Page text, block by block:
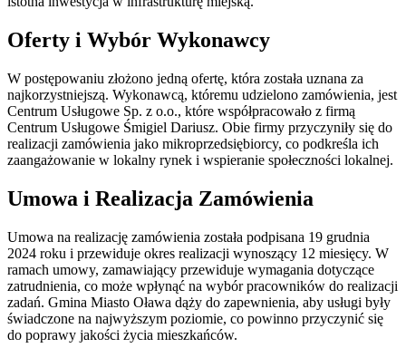
Oferty i Wybór Wykonawcy
W postępowaniu złożono jedną ofertę, która została uznana za
najkorzystniejszą. Wykonawcą, któremu udzielono zamówienia, jest
Centrum Usługowe Sp. z o.o., które współpracowało z firmą
Centrum Usługowe Śmigiel Dariusz. Obie firmy przyczyniły się do
realizacji zamówienia jako mikroprzedsiębiorcy, co podkreśla ich
zaangażowanie w lokalny rynek i wspieranie społeczności lokalnej.
Umowa i Realizacja Zamówienia
Umowa na realizację zamówienia została podpisana 19 grudnia
2024 roku i przewiduje okres realizacji wynoszący 12 miesięcy. W
ramach umowy, zamawiający przewiduje wymagania dotyczące
zatrudnienia, co może wpłynąć na wybór pracowników do realizacji
zadań. Gmina Miasto Oława dąży do zapewnienia, aby usługi były
świadczone na najwyższym poziomie, co powinno przyczynić się
do poprawy jakości życia mieszkańców.